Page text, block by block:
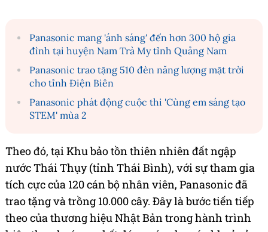
Panasonic mang 'ánh sáng' đến hơn 300 hộ gia
đình tại huyện Nam Trà My tỉnh Quảng Nam
Panasonic trao tặng 510 đèn năng lượng mặt trời
cho tỉnh Điện Biên
Panasonic phát động cuộc thi 'Cùng em sáng tạo
STEM' mùa 2
Theo đó, tại Khu bảo tồn thiên nhiên đất ngập
nước Thái Thụy (tỉnh Thái Bình), với sự tham gia
tích cực của 120 cán bộ nhân viên, Panasonic đã
trao tặng và trồng 10.000 cây. Đây là bước tiến tiếp
theo của thương hiệu Nhật Bản trong hành trình